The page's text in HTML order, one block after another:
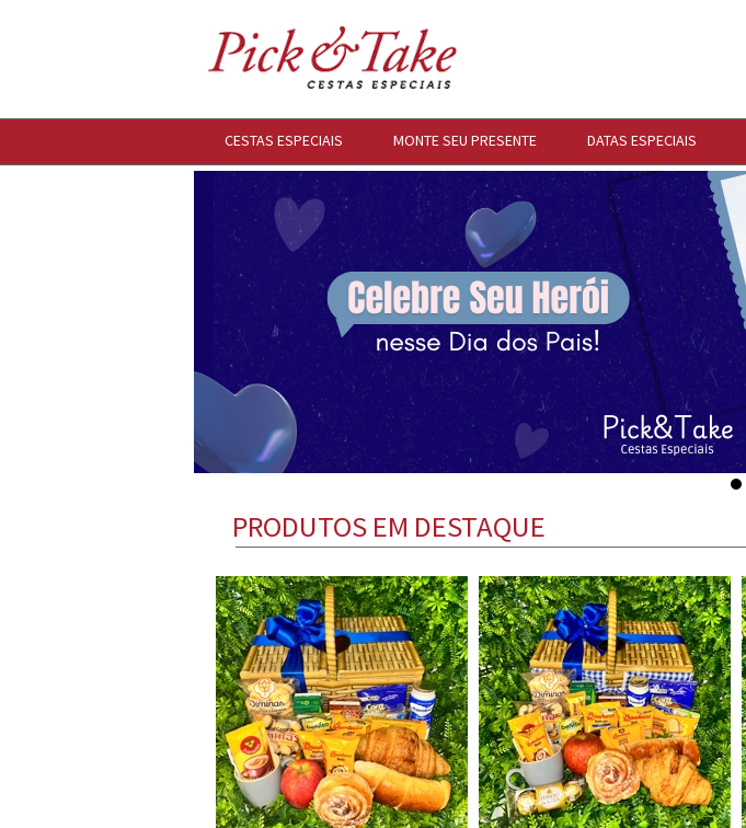
CESTAS ESPECIAIS MONTE SEU PRESENTE DATAS ESPECIAIS
PRODUTOS EM DESTAQUE